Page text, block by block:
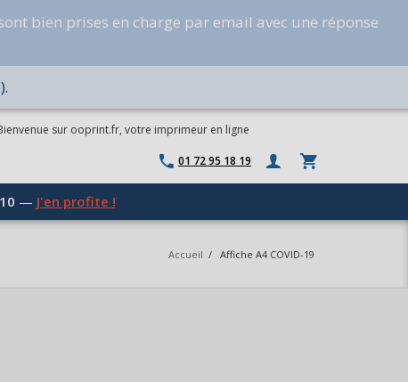
bien prises en charge par email avec une réponse
sur ooprint.fr, votre imprimeur en ligne
01 72 95 18 19
— J'en profite !
Accueil / Affiche A4 COVID-19